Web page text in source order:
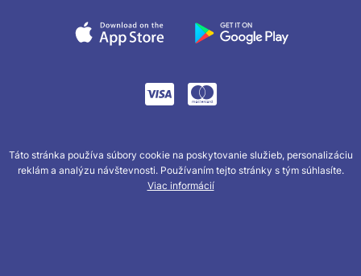
Táto stránka používa súbory cookie na poskytovanie služieb, personalizáciu
reklám a analýzu návštevnosti. Používaním tejto stránky s tým súhlasíte.
Viac informácií